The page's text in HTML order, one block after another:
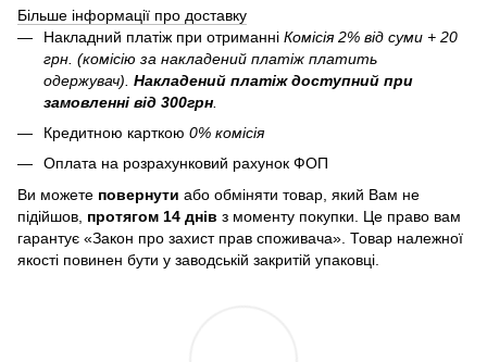
Більше інформації про доставку
Накладний платіж при отриманні Комісія 2% від суми + 20
грн. (комісію за накладений платіж платить
одержувач). Накладений платіж доступний при
замовленні від 300грн
Кредитною карткою 0% комісія
Оплата на розрахунковий рахунок ФОП
Ви можете повернути або обміняти товар, який Вам не
підійшов, протягом 14 днів з моменту покупки. Це право вам
гарантує «Закон про захист прав споживача». Товар належної
якості повинен бути у заводській закритій упаковці.